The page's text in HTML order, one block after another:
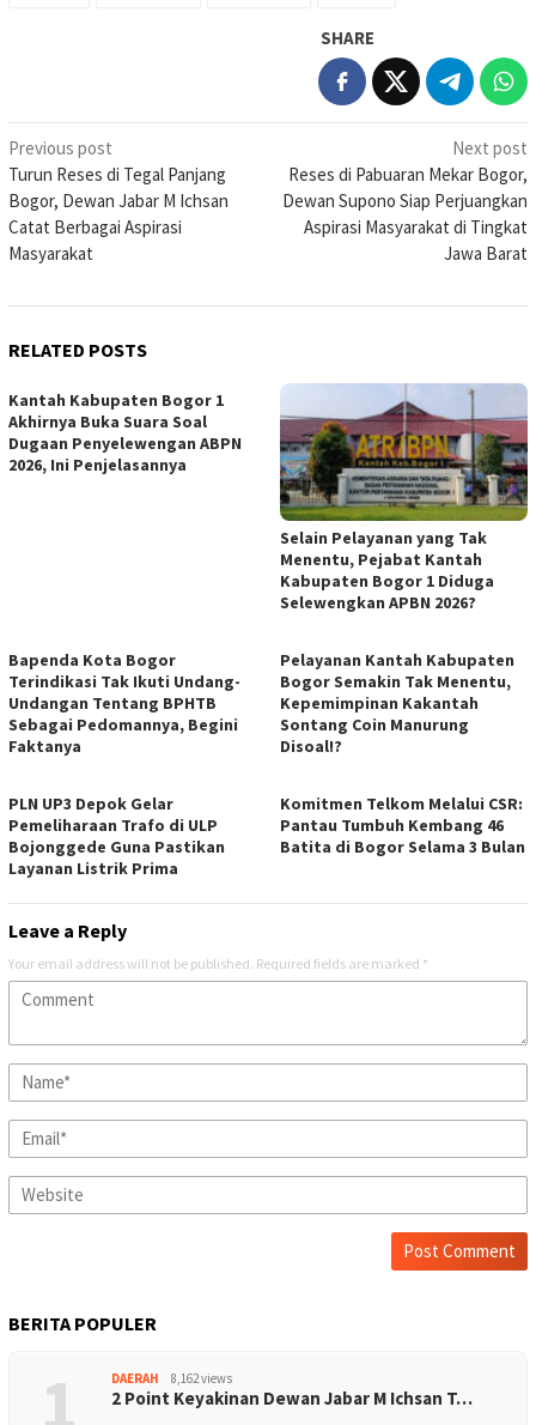
SHARE
Post
navigation
Previous post
Turun Reses di Tegal Panjang
Bogor, Dewan Jabar M Ichsan
Catat Berbagai Aspirasi
Masyarakat
Next post
Reses di Pabuaran Mekar Bogor,
Dewan Supono Siap Perjuangkan
Aspirasi Masyarakat di Tingkat
Jawa Barat
RELATED POSTS
Kantah Kabupaten Bogor 1
Akhirnya Buka Suara Soal
Dugaan Penyelewengan ABPN
2026, Ini Penjelasannya
Selain Pelayanan yang Tak
Menentu, Pejabat Kantah
Kabupaten Bogor 1 Diduga
Selewengkan APBN 2026?
Bapenda Kota Bogor
Terindikasi Tak Ikuti Undang-
Undangan Tentang BPHTB
Sebagai Pedomannya, Begini
Faktanya
Pelayanan Kantah Kabupaten
Bogor Semakin Tak Menentu,
Kepemimpinan Kakantah
Sontang Coin Manurung
Disoal!?
PLN UP3 Depok Gelar
Pemeliharaan Trafo di ULP
Bojonggede Guna Pastikan
Layanan Listrik Prima
Komitmen Telkom Melalui CSR:
Pantau Tumbuh Kembang 46
Batita di Bogor Selama 3 Bulan
Leave a Reply
Your email address will not be published. Required fields are marked *
BERITA POPULER
1 DAERAH 8,162 views
2 Point Keyakinan Dewan Jabar M Ichsan T…